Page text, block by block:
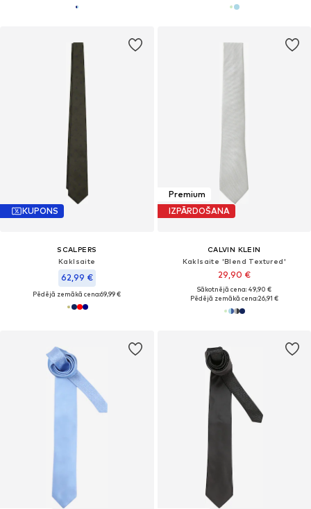
KUPONS
SCALPERS
Kaklsaite
62,99 €
Pēdējā zemākā cena:69,99 €
Premium
IZPĀRDOŠANA
CALVIN KLEIN
Kaklsaite 'Blend Textured'
29,90 €
Sākotnējā cena: 49,90 €
Pēdējā zemākā cena:26,91 €